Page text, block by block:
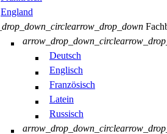
England
arrow_drop_down
arrow_drop_down_circle
Deutsch
Englisch
Französisch
Latein
Russisch
arrow_drop_down_circle